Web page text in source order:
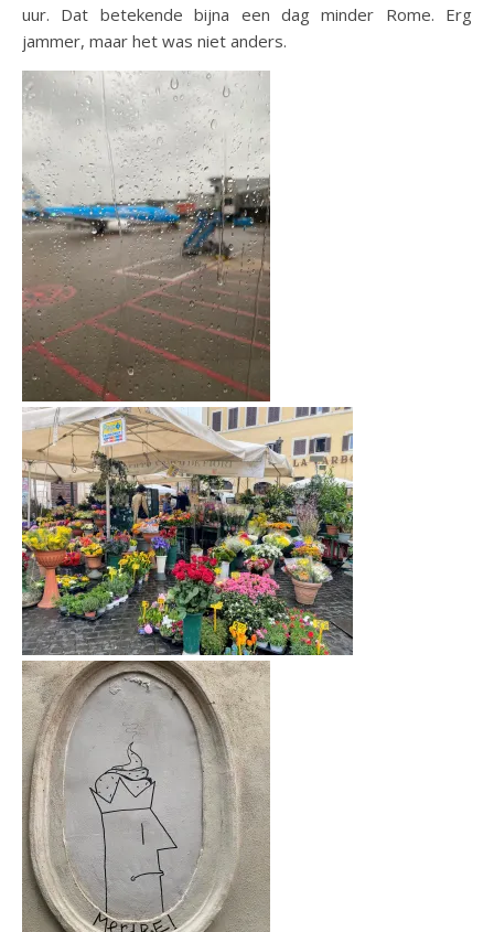
uur. Dat betekende bijna een dag minder Rome. Erg
jammer, maar het was niet anders.